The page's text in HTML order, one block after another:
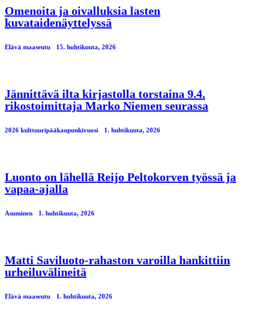
Omenoita ja oivalluksia lasten
kuvataidenäyttelyssä
Elävä maaseutu 15. huhtikuuta, 2026
Jännittävä ilta kirjastolla torstaina 9.4.
rikostoimittaja Marko Niemen seurassa
2026 kulttuuripääkaupunkivuosi 1. huhtikuuta, 2026
Luonto on lähellä Reijo Peltokorven työssä ja
vapaa-ajalla
Asuminen 1. huhtikuuta, 2026
Matti Saviluoto-rahaston varoilla hankittiin
urheiluvälineitä
Elävä maaseutu 1. huhtikuuta, 2026